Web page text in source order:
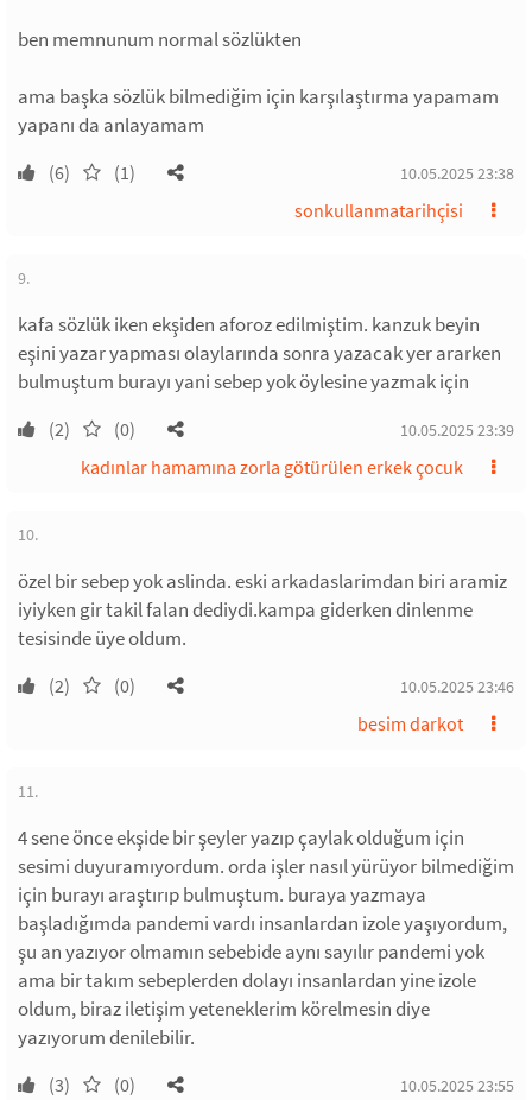
ben memnunum normal sözlükten
ama başka sözlük bilmediğim için karşılaştırma yapamam
yapanı da anlayamam
(6) (1) 10.05.2025 23:38
sonkullanmatarihçisi
9.
kafa sözlük iken ekşiden aforoz edilmiştim. kanzuk beyin
eşini yazar yapması olaylarında sonra yazacak yer ararken
bulmuştum burayı yani sebep yok öylesine yazmak için
(2) (0) 10.05.2025 23:39
kadınlar hamamına zorla götürülen erkek çocuk
10.
özel bir sebep yok aslinda. eski arkadaslarimdan biri aramiz
iyiyken gir takil falan dediydi.kampa giderken dinlenme
tesisinde üye oldum.
(2) (0) 10.05.2025 23:46
besim darkot
11.
4 sene önce ekşide bir şeyler yazıp çaylak olduğum için
sesimi duyuramıyordum. orda işler nasıl yürüyor bilmediğim
için burayı araştırıp bulmuştum. buraya yazmaya
başladığımda pandemi vardı insanlardan izole yaşıyordum,
şu an yazıyor olmamın sebebide aynı sayılır pandemi yok
ama bir takım sebeplerden dolayı insanlardan yine izole
oldum, biraz iletişim yeteneklerim körelmesin diye
yazıyorum denilebilir.
(3) (0) 10.05.2025 23:55